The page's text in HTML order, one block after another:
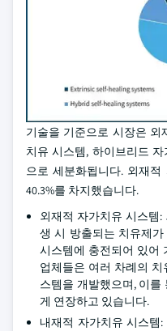
기술을 기준으로 시장은
치유 시스템, 하이브리드
으로 세분화됩니다. 외재적
40.3%를 차지했습니다.
외재적 자가치유 시스템
생 시 방출되는 치유제
시스템에 충전되어 있어
업체들은 여러 차례의
스템을 개발했으며, 이를
게 연장하고 있습니다.
내재적 자가치유 시스템